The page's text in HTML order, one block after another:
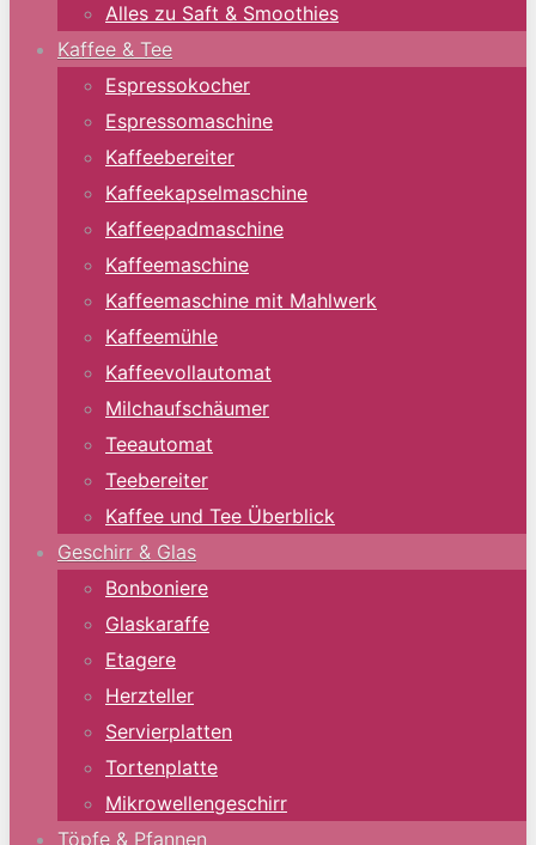
Alles zu Saft & Smoothies
Kaffee & Tee
Espressokocher
Espressomaschine
Kaffeebereiter
Kaffeekapselmaschine
Kaffeepadmaschine
Kaffeemaschine
Kaffeemaschine mit Mahlwerk
Kaffeemühle
Kaffeevollautomat
Milchaufschäumer
Teeautomat
Teebereiter
Kaffee und Tee Überblick
Geschirr & Glas
Bonboniere
Glaskaraffe
Etagere
Herzteller
Servierplatten
Tortenplatte
Mikrowellengeschirr
Töpfe & Pfannen